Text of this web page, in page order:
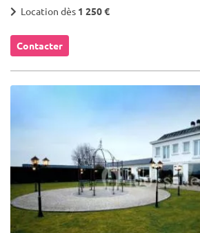
Location dès 1 250 €
Contacter